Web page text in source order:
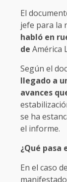
El
jefe para la
habló en
de América
Según el
llegado a
avances
se ha
el informe.
¿Qué pasa
En el caso